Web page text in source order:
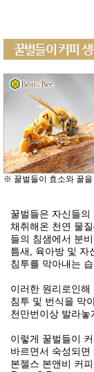
꿀벌들이 커피
※ 꿀벌들이 효소와 꿀을
꿀벌들은 자신들
채취해온 천연 물
들의 침샘에서 분
틈새, 육아방 및 자
침투를 막아내는
이러한 원리로인
침투 및 번식을 막
천만번이상 발라놓
이렇게 꿀벌들이
바르면서 숙성되
본젤스 본앤비 커